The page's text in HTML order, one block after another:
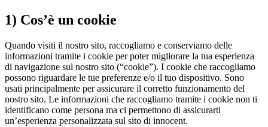
1) Cos’è un cookie
Quando visiti il nostro sito, raccogliamo e conserviamo delle
informazioni tramite i cookie per poter migliorare la tua esperienza
di navigazione sul nostro sito (“cookie”). I cookie che raccogliamo
possono riguardare le tue preferenze e/o il tuo dispositivo. Sono
usati principalmente per assicurare il corretto funzionamento del
nostro sito. Le informazioni che raccogliamo tramite i cookie non ti
identificano come persona ma ci permettono di assicurarti
un’esperienza personalizzata sul sito di innocent.